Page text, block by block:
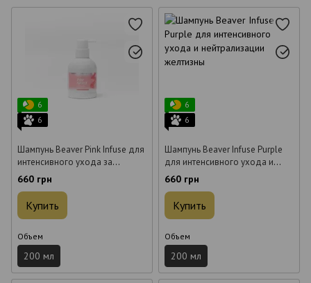
6
6
Шампунь Beaver Pink Infuse для
интенсивного ухода за
волосами нежно-розовый 200
660 грн
Купить
Объем
200 мл
6
6
Шампунь Beaver Infuse Purple
для интенсивного ухода и
нейтрализации желтизны 200
660 грн
Купить
Объем
200 мл